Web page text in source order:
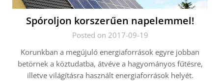
Spóroljon korszerűen napelemmel!
Posted on 2017-09-19
Korunkban a megújuló energiaforrások egyre jobban
betörnek a köztudatba, átvéve a hagyományos fűtésre,
illetve világításra használt energiaforrások helyét.